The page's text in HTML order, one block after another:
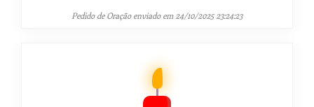
Pedido de Oração enviado em 24/10/2025 23:24:23